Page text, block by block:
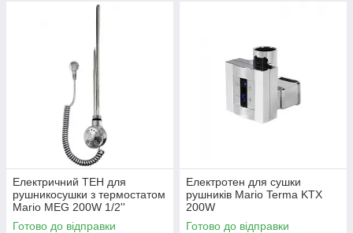
Електричний ТЕН для
рушникосушки з термостатом
Mario MEG 200W 1/2''
Готово до відправки
Електротен для сушки
рушників Mario Terma KTX
200W
5.0.4001.0.P+5.0.4100.0.P
Готово до відправки